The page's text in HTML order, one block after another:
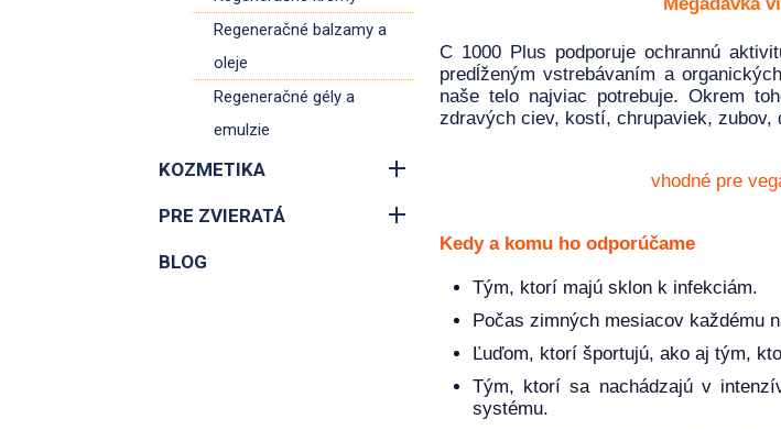
Regeneračné balzamy a
oleje
Regeneračné gély a
emulzie
KOZMETIKA
PRE ZVIERATÁ
BLOG
C 1000 Plus podporuje ochrannú
predĺženým vstrebávaním a
naše telo najviac potrebuje. Okrem
zdravých ciev, kostí, chrupaviek, zubov,
vhodné pre
Kedy a komu ho odporúčame
Tým, ktorí majú sklon k infekciám.
Počas zimných mesiacov každému
Ľuďom, ktorí športujú, ako aj tým,
Tým, ktorí sa nachádzajú v
systému.